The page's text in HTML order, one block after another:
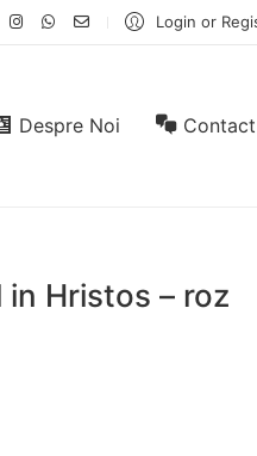
Login or
Despre Noi Contact
Hristos – roz